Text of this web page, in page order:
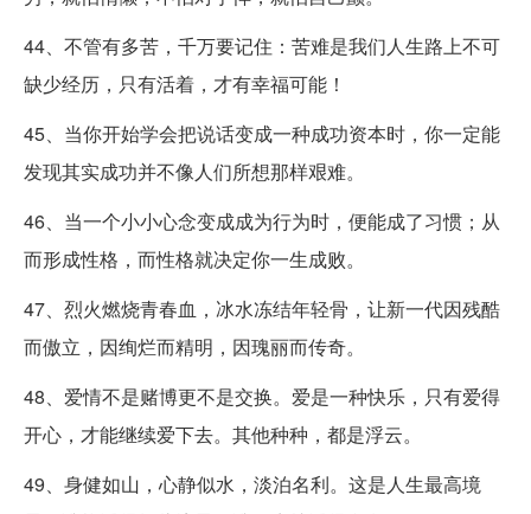
44、不管有多苦，千万要记住：苦难是我们人生路上不可
缺少经历，只有活着，才有幸福可能！
45、当你开始学会把说话变成一种成功资本时，你一定能
发现其实成功并不像人们所想那样艰难。
46、当一个小小心念变成成为行为时，便能成了习惯；从
而形成性格，而性格就决定你一生成败。
47、烈火燃烧青春血，冰水冻结年轻骨，让新一代因残酷
而傲立，因绚烂而精明，因瑰丽而传奇。
48、爱情不是赌博更不是交换。爱是一种快乐，只有爱得
开心，才能继续爱下去。其他种种，都是浮云。
49、身健如山，心静似水，淡泊名利。这是人生最高境